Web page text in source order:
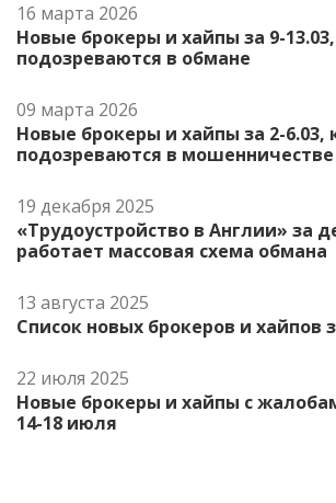
16 марта 2026
Новые брокеры и хайпы за 9-
подозреваются в обмане
09 марта 2026
Новые брокеры и хайпы за 2-6.03,
подозреваются в мошенничестве
19 декабря 2025
«Трудоустройство в Англии» за
работает массовая схема обмана
13 августа 2025
Список новых брокеров и хайпов
22 июля 2025
Новые брокеры и хайпы с
14-18 июля